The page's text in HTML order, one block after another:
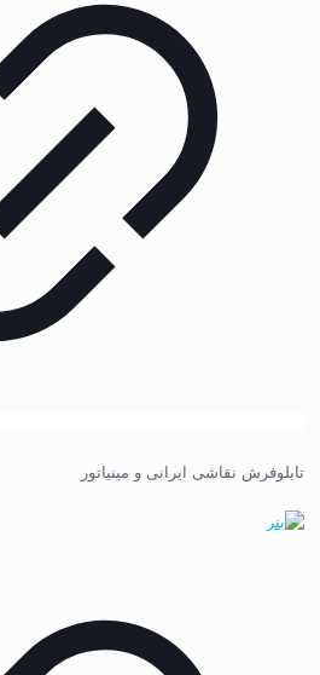
تابلوفرش نقاشی ایرانی و مینیاتور